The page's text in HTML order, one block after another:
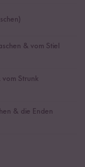
& vom Stiel
Strunk
& die Enden